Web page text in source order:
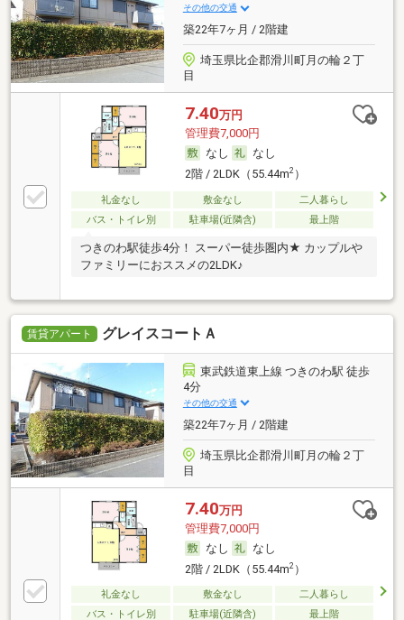
その他の交通
築22年7ヶ月 / 2階建
埼玉県比企郡滑川町月の輪２丁
目
7.40万円
管理費7,000円
なし
なし
2階 / 2LDK（55.44m2）
礼金なし 敷金なし
二人暮らし
バス・トイレ別
駐車場(近隣含) 最上階
つきのわ駅徒歩4分！ スーパー徒歩圏内★ カップルや
ファミリーにおススメの2LDK♪
賃貸アパート グレイスコートＡ
東武鉄道東上線 つきのわ駅 徒歩
4分
その他の交通
築22年7ヶ月 / 2階建
埼玉県比企郡滑川町月の輪２丁
目
7.40万円
管理費7,000円
なし
なし
2階 / 2LDK（55.44m2）
礼金なし 敷金なし
二人暮らし
バス・トイレ別
駐車場(近隣含) 最上階